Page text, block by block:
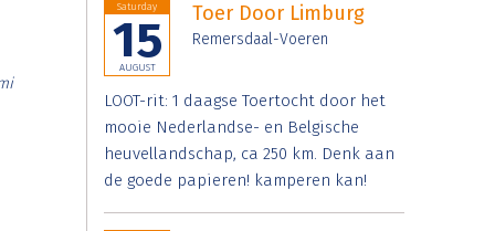
Saturday
15
AUGUST
Toer Door Limburg
Remersdaal-Voeren
LOOT-rit: 1 daagse Toertocht door het
mooie Nederlandse- en Belgische
heuvellandschap, ca 250 km. Denk aan
de goede papieren! kamperen kan!